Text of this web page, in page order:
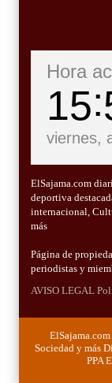
Hora
15
viernes,
ElSajama.com
deportiva
internacional,
más
Página de
periodistas y
AVISO LEGAL
Sociedad y más
PPA